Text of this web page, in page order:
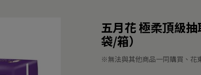
五月花 極柔頂級
袋/箱）
※無法與其他商品一同購買、花